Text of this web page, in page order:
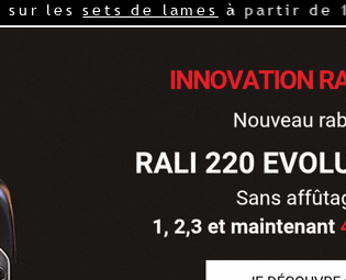
lamesà partir de 15€<<